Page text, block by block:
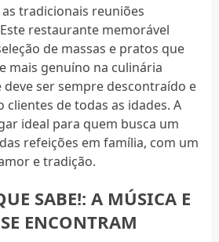
tradicionais reuniões
restaurante memorável
de massas e pratos que
mais genuíno na culinária
ser sempre descontraído e
clientes de todas as idades. A
ideal para quem busca um
refeições em família, com um
e tradição.
SABE!: A MÚSICA E
ENCONTRAM